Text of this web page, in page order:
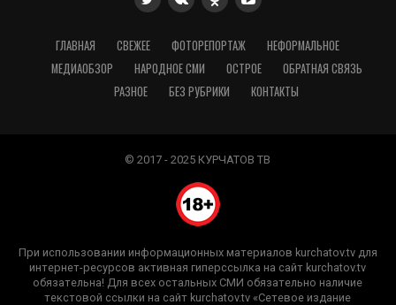
ГЛАВНАЯ СВЕЖЕЕ ФОТОРЕПОРТАЖ
НЕФОРМАЛЬНОЕ
МЕДИАОБЗОР
НАРОДНОЕ СМИ ОСТРОЕ
ОБРАТНАЯ СВЯЗЬ
РАЗНОЕ
БЕЗ РУБРИКИ КОНТАКТЫ
© 2017 - 2025 КУРЧАТОВ ТВ
При использовании информационных материалов kurchatov.tv для
интернет-ресурсов активная гиперссылка на сайт kurchatov.tv
обязательна! Для всех остальных СМИ обязательно наличие
текстовой ссылки на сайт kurchatov.tv «Сетевое издание